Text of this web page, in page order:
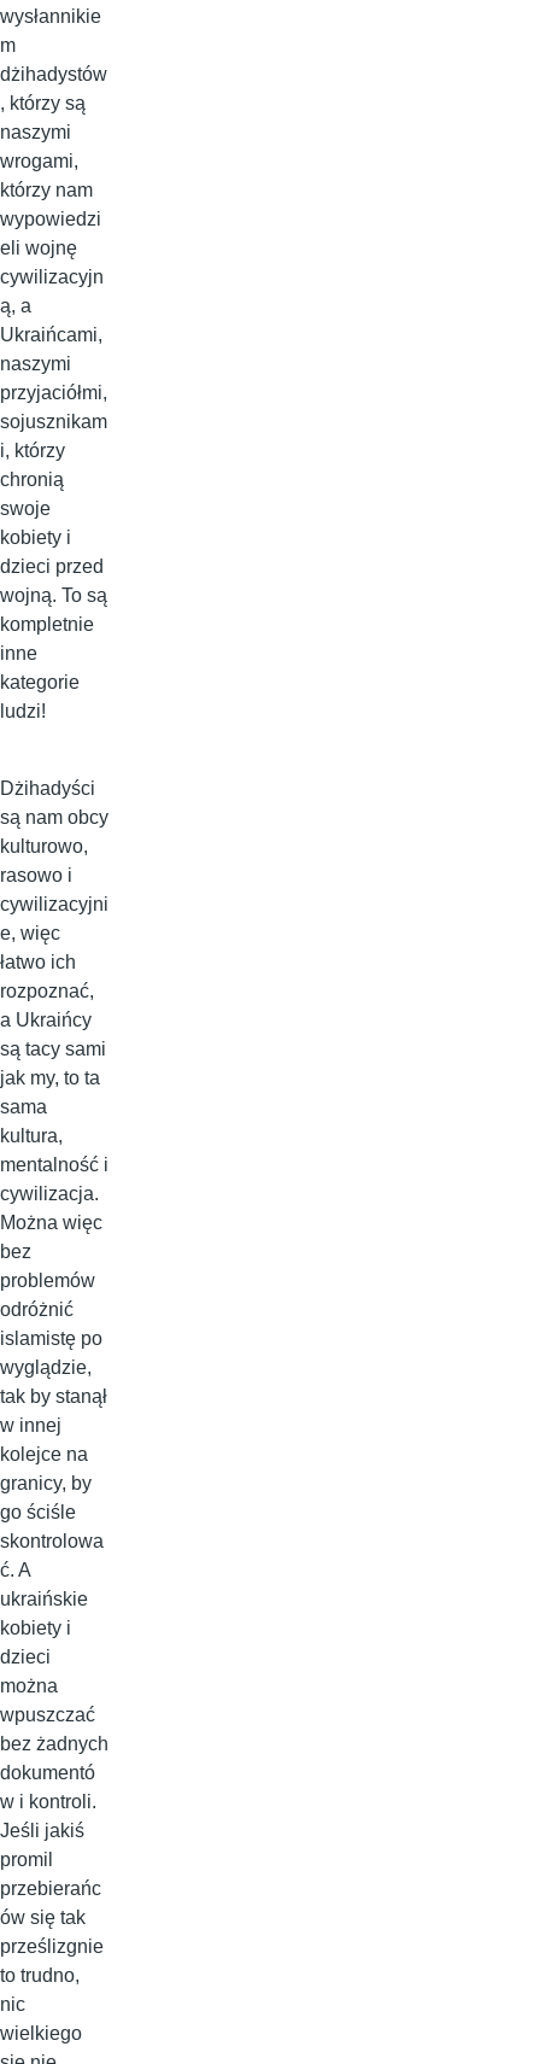
wysłannikie
m
dżihadystów
, którzy są
naszymi
wrogami,
którzy nam
wypowiedzi
eli wojnę
cywilizacyjn
ą, a
Ukraińcami,
naszymi
przyjaciółmi,
sojusznikam
i, którzy
chronią
swoje
kobiety i
dzieci przed
wojną. To są
kompletnie
inne
kategorie
ludzi!
Dżihadyści
są nam obcy
kulturowo,
rasowo i
cywilizacyjni
e, więc
łatwo ich
rozpoznać,
a Ukraińcy
są tacy sami
jak my, to ta
sama
kultura,
mentalność i
cywilizacja.
Można więc
bez
problemów
odróżnić
islamistę po
wyglądzie,
tak by stanął
w innej
kolejce na
granicy, by
go ściśle
skontrolowa
ć. A
ukraińskie
kobiety i
dzieci
można
wpuszczać
bez żadnych
dokumentó
w i kontroli.
Jeśli jakiś
promil
przebierańc
ów się tak
prześlizgnie
to trudno,
nic
wielkiego